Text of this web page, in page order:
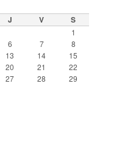
J V S
1
6 7
8
13 14
15
20 21
22
27 28
29